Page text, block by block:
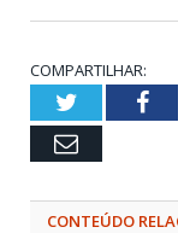
COMPARTILHAR:
Twitter
Email
CONTEÚDO